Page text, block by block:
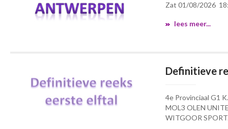
Zat 01/08/2026
lees meer...
Definitieve
4e Provinciaal G1
MOL3 OLEN
WITGOOR